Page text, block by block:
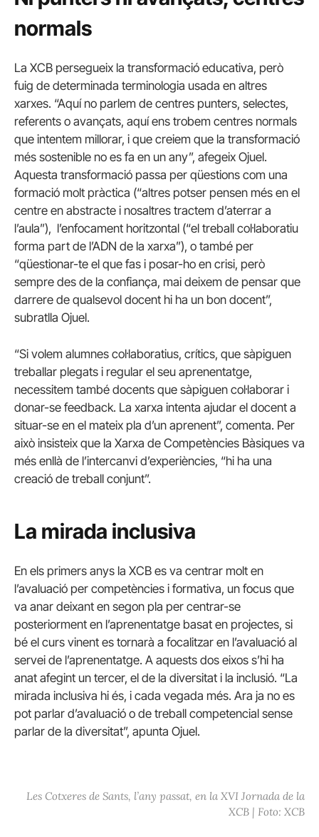
normals
La XCB persegueix la transformació educativa, però
fuig de determinada terminologia usada en altres
xarxes. “Aquí no parlem de centres punters, selectes,
referents o avançats, aquí ens trobem centres normals
que intentem millorar, i que creiem que la transformació
més sostenible no es fa en un any”, afegeix Ojuel.
Aquesta transformació passa per qüestions com una
formació molt pràctica (“altres potser pensen més en el
centre en abstracte i nosaltres tractem d’aterrar a
l’aula”), l’enfocament horitzontal (“el treball col·laboratiu
forma part de l’ADN de la xarxa”), o també per
“qüestionar-te el que fas i posar-ho en crisi, però
sempre des de la confiança, mai deixem de pensar que
darrere de qualsevol docent hi ha un bon docent”,
subratlla Ojuel.
“Si volem alumnes col·laboratius, crítics, que sàpiguen
treballar plegats i regular el seu aprenentatge,
necessitem també docents que sàpiguen col·laborar i
donar-se feedback. La xarxa intenta ajudar el docent a
situar-se en el mateix pla d’un aprenent”, comenta. Per
això insisteix que la Xarxa de Competències Bàsiques va
més enllà de l’intercanvi d’experiències, “hi ha una
creació de treball conjunt”.
La mirada inclusiva
En els primers anys la XCB es va centrar molt en
l’avaluació per competències i formativa, un focus que
va anar deixant en segon pla per centrar-se
posteriorment en l’aprenentatge basat en projectes, si
bé el curs vinent es tornarà a focalitzar en l’avaluació al
servei de l’aprenentatge. A aquests dos eixos s’hi ha
anat afegint un tercer, el de la diversitat i la inclusió. “La
mirada inclusiva hi és, i cada vegada més. Ara ja no es
pot parlar d’avaluació o de treball competencial sense
parlar de la diversitat”, apunta Ojuel.
Les Cotxeres de Sants, l’any passat, en la XVI Jornada de la
XCB | Foto: XCB